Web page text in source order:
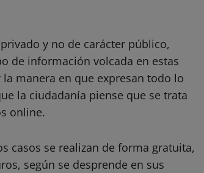
y no de carácter público,
de información volcada en estas
manera en que expresan todo lo
la ciudadanía piense que se trata
online.
casos se realizan de forma gratuita,
según se desprende en sus